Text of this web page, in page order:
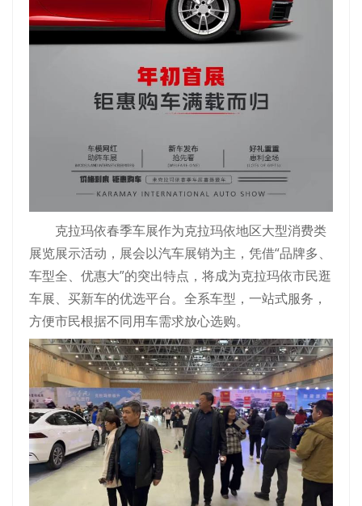
克拉玛依春季车展作为克拉玛依地区大型消费类
展览展示活动，展会以汽车展销为主，凭借“品牌多、
车型全、优惠大”的突出特点，将成为克拉玛依市民逛
车展、买新车的优选平台。全系车型，一站式服务，
方便市民根据不同用车需求放心选购。